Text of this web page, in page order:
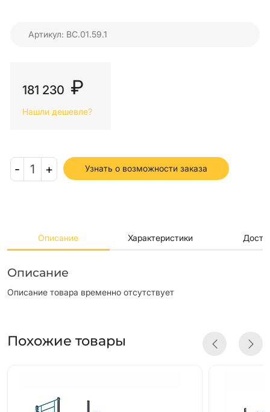
Артикул: ВС.01.59.1
181 230 ₽
Нашли дешевле?
- 1 + Узнать о возможности заказа
Описание Характеристики
Описание
Описание товара временно отсутствует
Похожие товары